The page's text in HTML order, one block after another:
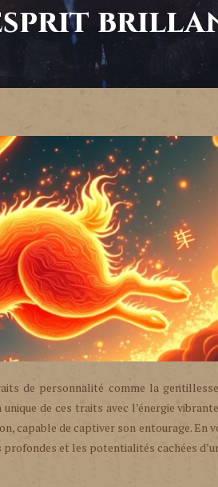
de personnalité comme la
de ces traits avec l’énergie
capable de captiver son entourage. En
et les potentialités cachées